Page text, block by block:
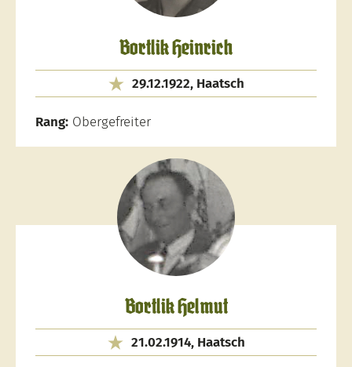
Bortlik Heinrich
29.12.1922, Haatsch
Rang: Obergefreiter
Bortlik Helmut
21.02.1914, Haatsch